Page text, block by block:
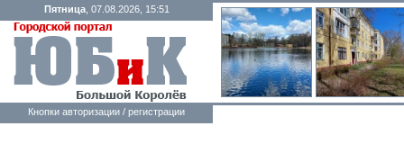
Пятница, 07.08.2026, 15:51
Кнопки авторизации / регистрации